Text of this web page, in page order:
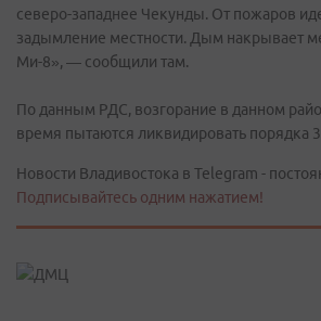
северо-западнее Чекунды. От пожаров
задымление местности. Дым накрывает
Ми-8», — сообщили там.
По данным РДС, возгорание в данном
время пытаются ликвидировать порядка
Новости Владивостока в Telegram -
Подписывайтесь одним нажатием!